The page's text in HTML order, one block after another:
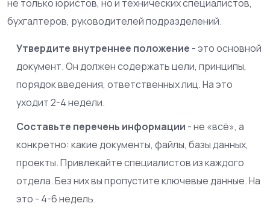
не только юристов, но и технических специалистов,
бухгалтеров, руководителей подразделений.
Утвердите внутреннее положение - это основной
документ. Он должен содержать цели, принципы,
порядок введения, ответственных лиц. На это
уходит 2-4 недели.
Составьте перечень информации - не «всё», а
конкретно: какие документы, файлы, базы данных,
проекты. Привлекайте специалистов из каждого
отдела. Без них вы пропустите ключевые данные. На
это - 4-6 недель.